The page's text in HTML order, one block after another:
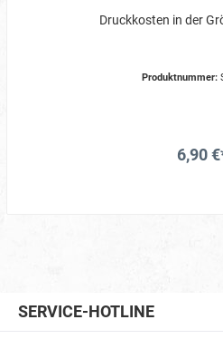
Produktnummer:
6,90
SERVICE-HOTLINE